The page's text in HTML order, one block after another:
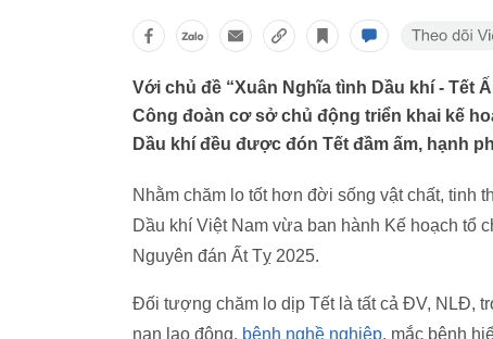
Với chủ đề “Xuân Nghĩa tình Dầu khí - Tết
Công đoàn cơ sở chủ động triển khai kế
Dầu khí đều được đón Tết đầm ấm, hạnh
Nhằm chăm lo tốt hơn đời sống vật chất, tinh
Dầu khí Việt Nam vừa ban hành Kế hoạch tổ
Nguyên đán Ất Tỵ 2025.
Đối tượng chăm lo dịp Tết là tất cả ĐV, NLĐ,
nạn lao động, bệnh nghề nghiệp, mắc bệnh